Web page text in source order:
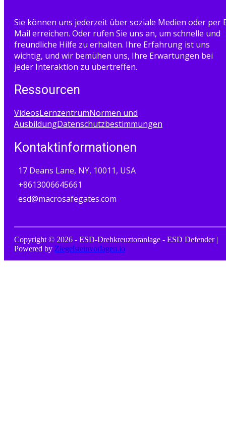
Sie können uns jederzeit über soziale Medien oder per
Mail erreichen. Oder rufen Sie uns an, um schnelle und
freundliche Hilfe zu erhalten. Ihre Erfahrung ist uns
wichtig, und wir bemühen uns, Ihre Erwartungen bei
jeder Interaktion zu übertreffen.
Ressourcen
VideosLernzentrumNormen und
AusbildungDatenschutzbestimmungen
Kontaktinformationen
17 Deans Lane, NY, 10011, USA
+8613006645661
esd@macrosafegates.com
Copyright © 2026 - ESD-Drehkreuztoranlage - ESD Defender |
Powered by Ziegelsteinvorlagen.io